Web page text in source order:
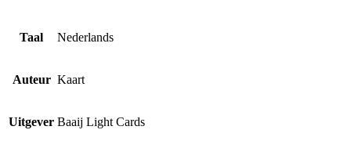
Taal Nederlands
Auteur Kaart
Uitgever Baaij Light Cards